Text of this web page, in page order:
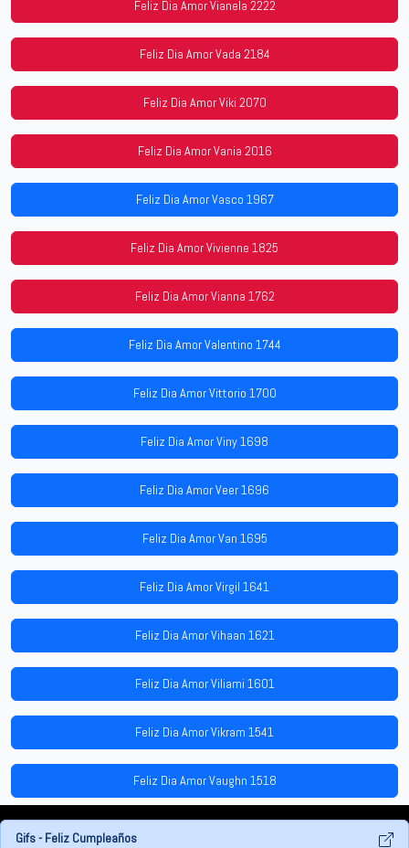
Feliz Dia Amor Vianela 2222
Feliz Dia Amor Vada 2184
Feliz Dia Amor Viki 2070
Feliz Dia Amor Vania 2016
Feliz Dia Amor Vasco 1967
Feliz Dia Amor Vivienne 1825
Feliz Dia Amor Vianna 1762
Feliz Dia Amor Valentino 1744
Feliz Dia Amor Vittorio 1700
Feliz Dia Amor Viny 1698
Feliz Dia Amor Veer 1696
Feliz Dia Amor Van 1695
Feliz Dia Amor Virgil 1641
Feliz Dia Amor Vihaan 1621
Feliz Dia Amor Viliami 1601
Feliz Dia Amor Vikram 1541
Feliz Dia Amor Vaughn 1518
Gifs - Feliz Cumpleaños